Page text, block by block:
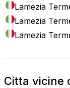
Lamezia
Lamezia
Lamezia
Citta vicine